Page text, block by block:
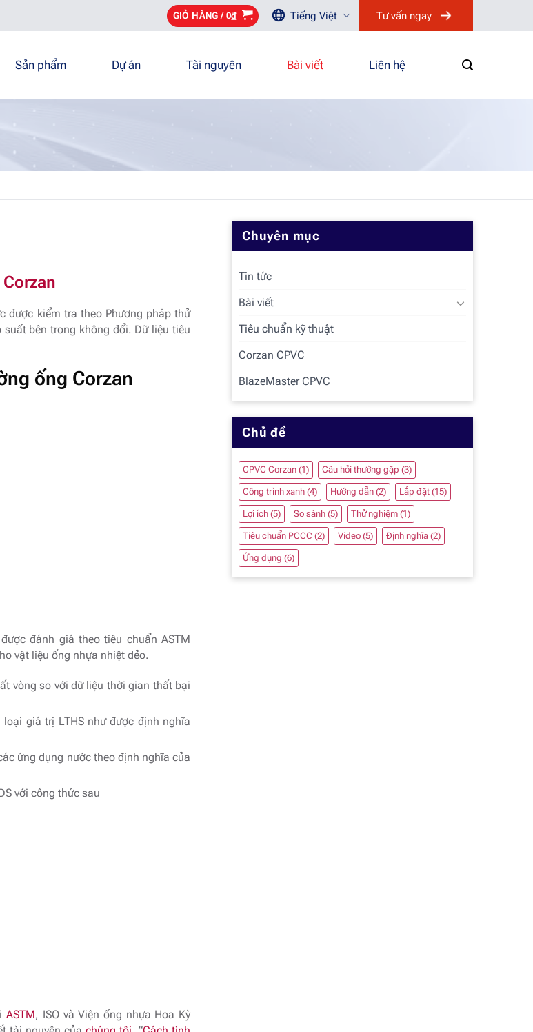
GIỎ HÀNG / 0₫ Tiếng Việt Tư vấn ngay
Sản phẩm Dự án Tài nguyên Bài viết Liên hệ
Corzan
được kiểm tra theo Phương pháp thử
bên trong không đổi. Dữ liệu tiêu
ống Corzan
đánh giá theo tiêu chuẩn ASTM
vật liệu ống nhựa nhiệt dẻo.
vòng so với dữ liệu thời gian thất bại
giá trị LTHS như được định nghĩa
ứng dụng nước theo định nghĩa của
với công thức sau
ASTM, ISO và Viện ống nhựa Hoa Kỳ
Chuyên mục
Tin tức
Bài viết
Tiêu chuẩn kỹ thuật
Corzan CPVC
BlazeMaster CPVC
Chủ đề
CPVC Corzan (1) Câu hỏi thường gặp (3)
Công trình xanh (4) Hướng dẫn (2) Lắp đặt (15)
Lợi ích (5) So sánh (5) Thử nghiệm (1)
Tiêu chuẩn PCCC (2) Video (5) Định nghĩa (2)
Ứng dụng (6)